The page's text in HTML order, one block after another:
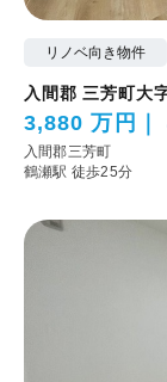
リノベ向き物件
入間郡 三芳町大
3,880 万円
入間郡三芳町
鶴瀬駅 徒歩25分